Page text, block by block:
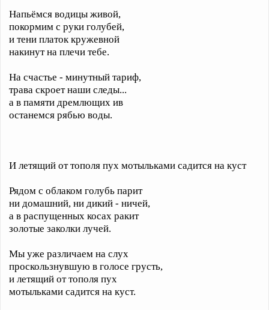
Напьёмся водицы живой,
покормим с руки голубей,
и тени платок кружевной
накинут на плечи тебе.
На счастье - минутный тариф,
трава скроет наши следы...
а в памяти дремлющих ив
останемся рябью воды.
И летящий от тополя пух мотыльками садится на куст
Рядом с облаком голубь парит
ни домашний, ни дикий - ничей,
а в распущенных косах ракит
золотые заколки лучей.
Мы уже различаем на слух
проскользнувшую в голосе грусть,
и летящий от тополя пух
мотыльками садится на куст.